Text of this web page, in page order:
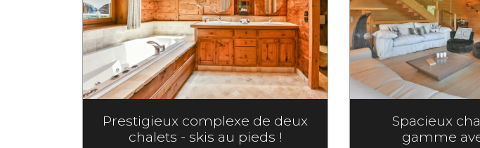
Prestigieux complexe de deux
chalets - skis au pieds !
Spacieux
gamme